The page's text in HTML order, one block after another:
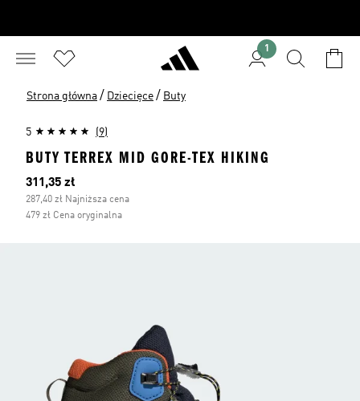
1
Strona główna / Dziecięce / Buty
5 (9)
BUTY TERREX MID GORE-TEX HIKING
Bieżąca cena
311,35 zł
287,40 zł Najniższa cena
479 zł Cena oryginalna